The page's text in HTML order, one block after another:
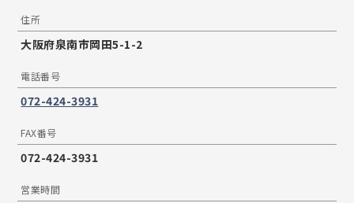
住所
大阪府泉南市岡田5-1-2
電話番号
072-424-3931
FAX番号
072-424-3931
営業時間